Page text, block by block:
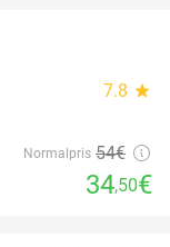
7.8 star
Normalpris 54€
34,50€